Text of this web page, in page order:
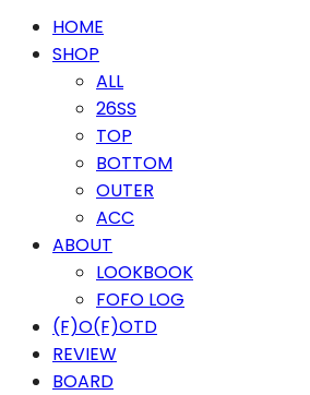
HOME
SHOP
ALL
26SS
TOP
BOTTOM
OUTER
ACC
ABOUT
LOOKBOOK
FOFO LOG
(F)O(F)OTD
REVIEW
BOARD